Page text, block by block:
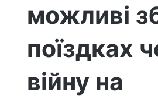
можливі
поїздках
війну на